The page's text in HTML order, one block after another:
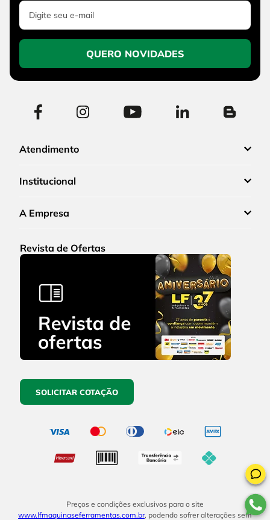
QUERO NOVIDADES
Atendimento
Institucional
A Empresa
Revista de Ofertas
SOLICITAR COTAÇÃO
Preços e condições exclusivos para o site
www.lfmaquinaseferramentas.com.br, podendo sofrer alterações sem